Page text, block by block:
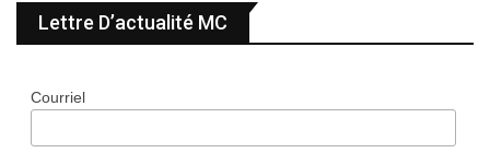
Lettre D’actualité MC
Courriel